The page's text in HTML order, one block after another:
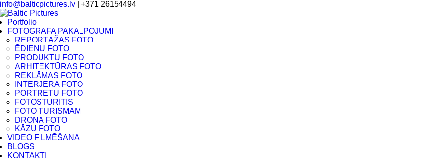
info@balticpictures.lv | +371 26154494
Portfolio
FOTOGRĀFA PAKALPOJUMI
REPORTĀŽAS FOTO
ĒDIENU FOTO
PRODUKTU FOTO
ARHITEKTŪRAS FOTO
REKLĀMAS FOTO
INTERJERA FOTO
PORTRETU FOTO
FOTOSTŪRĪTIS
FOTO TŪRISMAM
DRONA FOTO
KĀZU FOTO
VIDEO FILMĒŠANA
BLOGS
KONTAKTI